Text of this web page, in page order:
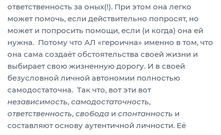
ответственность за оных(!). При этом она легко
может помочь, если действительно попросят, но
может и попросить помощи, если (и когда) она ей
нужна. Потому что АЛ «героична» именно в том, что
она сама создаёт обстоятельства своей жизни и
выбирает свою жизненную дорогу. И в своей
безусловной личной автономии полностью
самодостаточна. Так что, вот эти вот
независимость, самодостаточность,
ответственность, свобода и спонтанность и
составляют основу аутентичной личности. Её